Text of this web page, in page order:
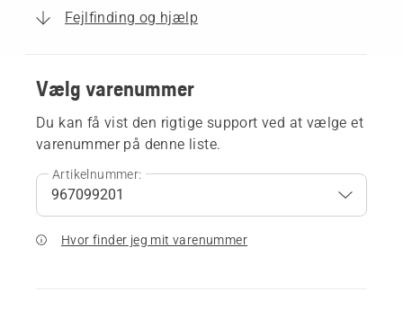
Fejlfinding og hjælp
Vælg varenummer
Du kan få vist den rigtige support ved at vælge et
varenummer på denne liste.
Artikelnummer:
Hvor finder jeg mit varenummer